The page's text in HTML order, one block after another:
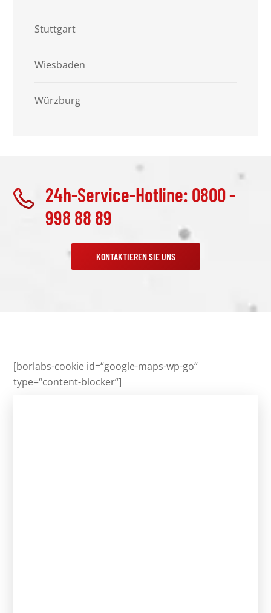
Stuttgart
Wiesbaden
Würzburg
24h-Service-Hotline: 0800 -
998 88 89
KONTAKTIEREN SIE UNS
[borlabs-cookie id=“google-maps-wp-go“
type=“content-blocker“]